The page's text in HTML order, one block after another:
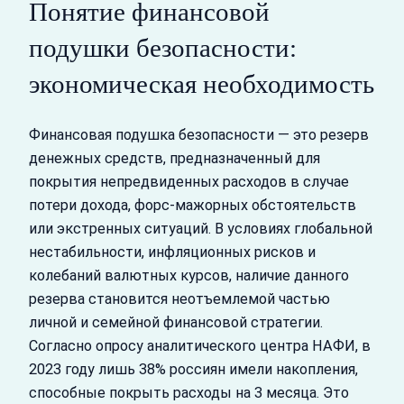
Понятие финансовой
подушки безопасности:
экономическая необходимость
Финансовая подушка безопасности — это резерв
денежных средств, предназначенный для
покрытия непредвиденных расходов в случае
потери дохода, форс-мажорных обстоятельств
или экстренных ситуаций. В условиях глобальной
нестабильности, инфляционных рисков и
колебаний валютных курсов, наличие данного
резерва становится неотъемлемой частью
личной и семейной финансовой стратегии.
Согласно опросу аналитического центра НАФИ, в
2023 году лишь 38% россиян имели накопления,
способные покрыть расходы на 3 месяца. Это